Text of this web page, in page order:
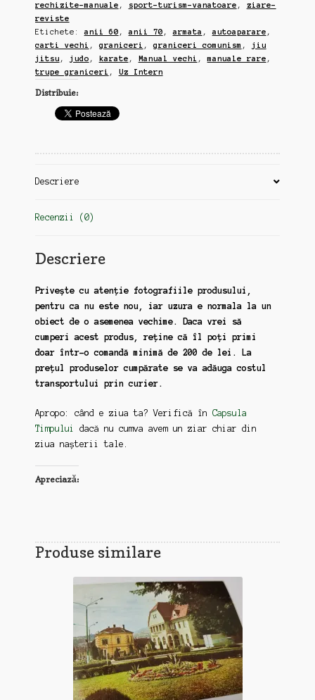
manual
comunist
uz
intern,
(zz182)
rechizite-manuale , sport-turism-vanatoare , ziare-
reviste
Etichete:anii 60 ,anii 70 ,armata ,autoaparare ,
carti vechi ,graniceri ,graniceri comunism ,
jiu
jitsu , judo , karate , Manual vechi ,manuale rare ,
trupe graniceri , Uz Intern
Distribuie:
Descriere
Recenzii (0)
Descriere
Privește cu atenție fotografiile produsului,
pentru ca nu este nou, iar uzura e normala la un
obiect de o asemenea vechime. Daca vrei să
cumperi acest produs, reține că îl poți primi
doar într-o comandă minimă de 200 de lei. La
prețul produselor cumpărate se va adăuga costul
transportului prin curier.
Apropo: când e ziua ta? Verifică în Capsula
Timpului
dacă nu cumva avem un ziar chiar din
ziua nașterii tale.
Apreciază:
Produse similare